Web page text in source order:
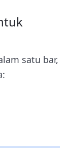
satu bar,